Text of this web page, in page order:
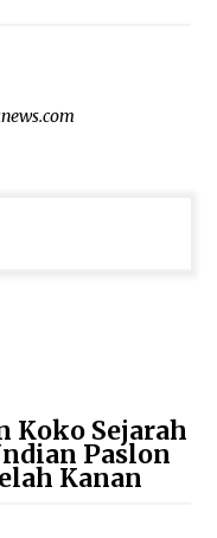
Koko Sejarah
Paslon
Kanan